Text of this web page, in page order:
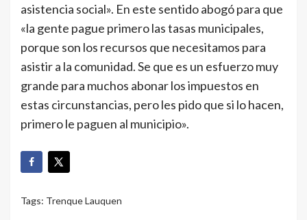
asistencia social». En este sentido abogó para que
«la gente pague primero las tasas municipales,
porque son los recursos que necesitamos para
asistir a la comunidad. Se que es un esfuerzo muy
grande para muchos abonar los impuestos en
estas circunstancias, pero les pido que si lo hacen,
primero le paguen al municipio».
Tags: Trenque Lauquen